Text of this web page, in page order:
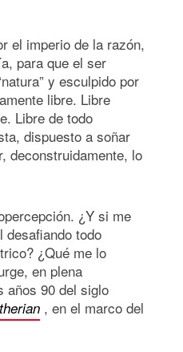
el imperio de la razón,
para que el ser
y esculpido por
libre. Libre
Libre de todo
dispuesto a soñar
deconstruidamente, lo
¿Y si me
desafiando todo
¿Qué me lo
en plena
años 90 del siglo
therian , en el marco del